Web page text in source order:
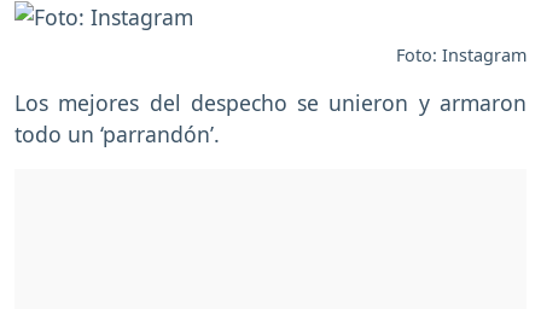
Foto: Instagram
Los mejores del despecho se unieron y armaron
todo un ‘parrandón’.